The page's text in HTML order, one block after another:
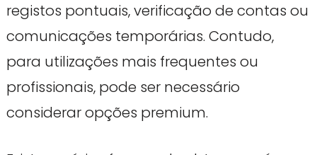
registos pontuais, verificação de contas ou
comunicações temporárias. Contudo,
para utilizações mais frequentes ou
profissionais, pode ser necessário
considerar opções premium.